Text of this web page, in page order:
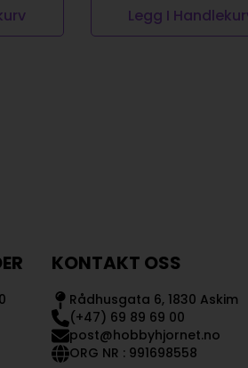
Legg I
KONTAKT OSS
Rådhusgata 6, 1830 Askim
(+47) 69 89 69 00
post@hobbyhjornet.no
ORG NR : 991698558